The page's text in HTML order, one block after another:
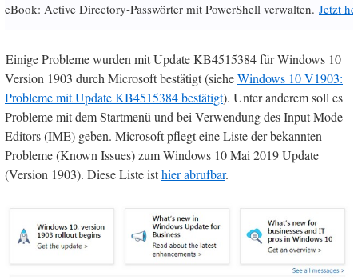
eBook: Active Directory-Passwörter mit PowerShell verwalten. Jetzt
Einige Probleme wurden mit Update KB4515384 für Windows 10
Version 1903 durch Microsoft bestätigt (sieheWindows 10 V1903:
Probleme mit Update KB4515384 bestätigt). Unter anderem soll es
Probleme mit dem Startmenü und bei Verwendung des Input Mode
Editors (IME) geben. Microsoft pflegt eine Liste der bekannten
Probleme (Known Issues) zum Windows 10 Mai 2019 Update
(Version 1903). Diese Liste isthier abrufbar.